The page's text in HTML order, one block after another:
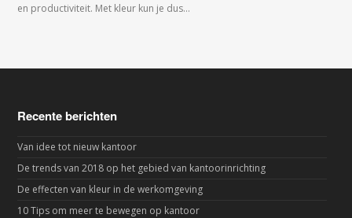
en productiviteit. Met kleur kun je dus…
Recente berichten
Van idee tot nieuw kantoor
De trends van 2018 op het gebied van kantoorinrichting
De effecten van kleur in de werkomgeving
10 Tips om meer te bewegen op kantoor